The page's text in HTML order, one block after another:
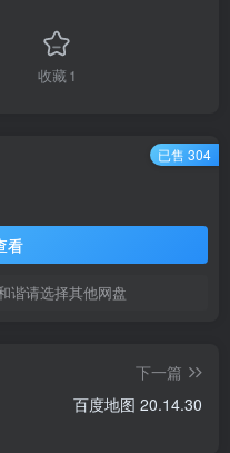
收藏 1
看
谐请选择其他网盘
已售 304
下一篇
百度地图 20.14.30